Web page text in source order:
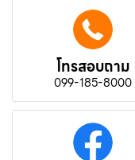
โทรสอบถาม
099-185-8000